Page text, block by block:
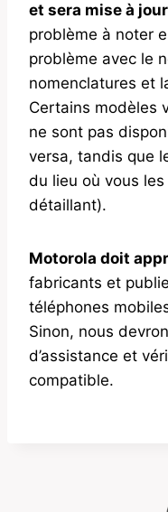
et sera mise à
problème à noter
problème avec le
nomenclatures et
Certains modèles
ne sont pas
versa, tandis que
du lieu où vous
détaillant).
Motorola doit
fabricants et
téléphones
Sinon, nous
d’assistance et
compatible.